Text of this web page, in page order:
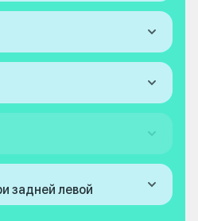
задней левой